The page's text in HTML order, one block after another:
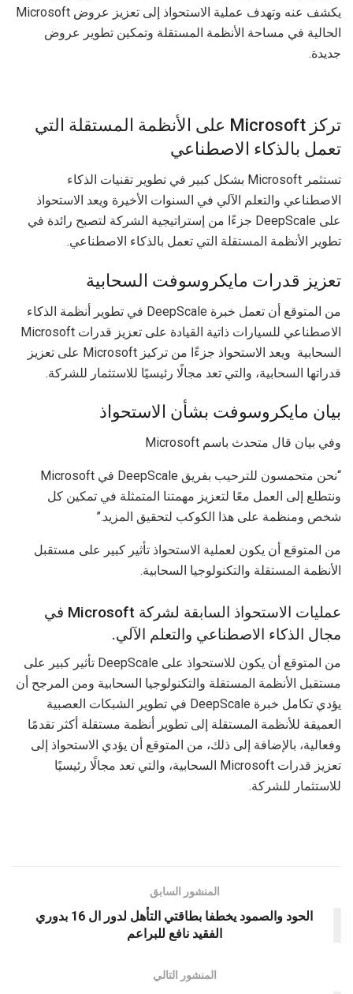
يكشف عنه وتهدف عملية الاستحواذ إلى تعزيز عروض Microsoft
الحالية في مساحة الأنظمة المستقلة وتمكين تطوير عروض
جديدة.
تركز Microsoft على الأنظمة المستقلة التي
تعمل بالذكاء الاصطناعي
تستثمر Microsoft بشكل كبير في تطوير تقنيات الذكاء
الاصطناعي والتعلم الآلي في السنوات الأخيرة ويعد الاستحواذ
على DeepScale جزءًا من إستراتيجية الشركة لتصبح رائدة في
تطوير الأنظمة المستقلة التي تعمل بالذكاء الاصطناعي.
تعزيز قدرات مايكروسوفت السحابية
من المتوقع أن تعمل خبرة DeepScale في تطوير أنظمة الذكاء
الاصطناعي للسيارات ذاتية القيادة على تعزيز قدرات Microsoft
السحابية ويعد الاستحواذ جزءًا من تركيز Microsoft على تعزيز
قدراتها السحابية، والتي تعد مجالًا رئيسيًا للاستثمار للشركة.
بيان مايكروسوفت بشأن الاستحواذ
وفي بيان قال متحدث باسم Microsoft
“نحن متحمسون للترحيب بفريق DeepScale في Microsoft
ونتطلع إلى العمل معًا لتعزيز مهمتنا المتمثلة في تمكين كل
شخص ومنظمة على هذا الكوكب لتحقيق المزيد.”
من المتوقع أن يكون لعملية الاستحواذ تأثير كبير على مستقبل
الأنظمة المستقلة والتكنولوجيا السحابية.
عمليات الاستحواذ السابقة لشركة Microsoft في
مجال الذكاء الاصطناعي والتعلم الآلي.
من المتوقع أن يكون للاستحواذ على DeepScale تأثير كبير على
مستقبل الأنظمة المستقلة والتكنولوجيا السحابية ومن المرجح أن
يؤدي تكامل خبرة DeepScale في تطوير الشبكات العصبية
العميقة للأنظمة المستقلة إلى تطوير أنظمة مستقلة أكثر تقدمًا
وفعالية، بالإضافة إلى ذلك، من المتوقع أن يؤدي الاستحواذ إلى
تعزيز قدرات Microsoft السحابية، والتي تعد مجالًا رئيسيًا
للاستثمار للشركة.
المنشور السابق
الحود والصمود يخطفا بطاقتي التأهل لدور ال 16 بدوري
الفقيد نافع للبراعم
المنشور التالي